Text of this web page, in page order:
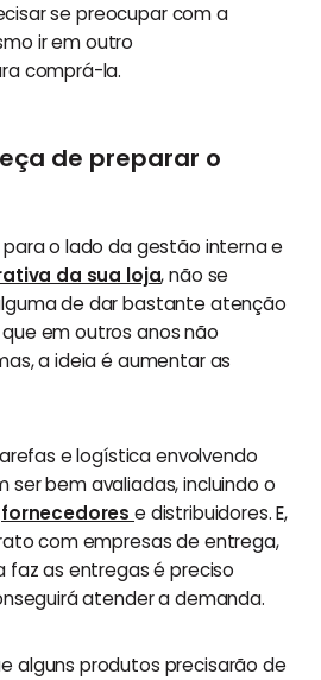
se preocupar com a
ir em outro
comprá-la.
de preparar o
o lado da gestão interna e
da sua loja, não se
de dar bastante atenção
em outros anos não
a ideia é aumentar as
e logística envolvendo
ser bem avaliadas, incluindo o
fornecedorese distribuidores. E,
com empresas de entrega,
faz as entregas é preciso
atender a demanda.
alguns produtos precisarão de